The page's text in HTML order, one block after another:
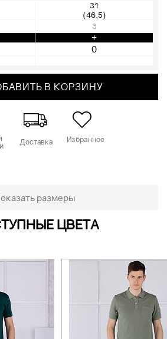
31
(46,5)
3
+
В КОРЗИНУ
Доставка Избранное
размеры
ЦВЕТА